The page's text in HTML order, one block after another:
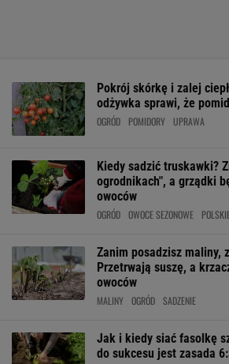
Pokrój skórkę i zalej
odżywka sprawi, że
OGRÓD POMIDORY UPRAWA
Kiedy sadzić truskawki?
ogrodnikach", a grządki
owoców
OGRÓD OWOCE SEZONOWE
Zanim posadzisz maliny,
Przetrwają suszę, a
owoców
MALINY OGRÓD SADZENIE
Jak i kiedy siać fasolkę
do sukcesu jest zasada